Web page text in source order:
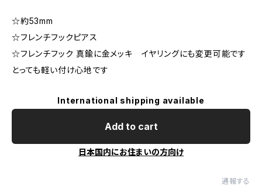
☆約53mm
☆フレンチフックピアス
☆フレンチフック 真鍮に金メッキ イヤリングにも変更可能です
とっても軽い付け心地です
International shipping available
Add to cart
日本国内にお住まいの方向け
通報する